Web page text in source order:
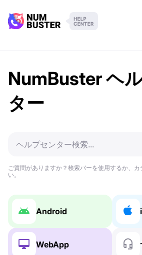
NumBuster ヘ
ター
ご質問がありますか？検索バーを使用するか、
い。
Android
WebApp